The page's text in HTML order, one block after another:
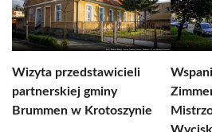
Wizyta przedstawicieli
partnerskiej gminy
Brummen w Krotoszynie